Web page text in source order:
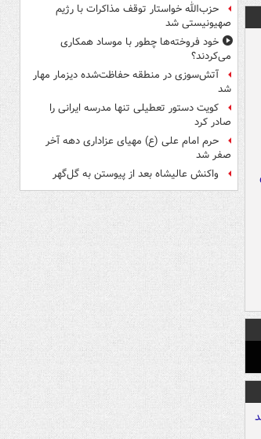
حزب‌الله خواستار توقف مذاکرات با رژیم
صهیونیستی شد
خود فروخته‌ها چطور با موساد همکاری
می‌کردند؟
آتش‌سوزی در منطقه حفاظت‌شده دیزمار مهار
شد
کویت دستور تعطیلی تنها مدرسه ایرانی را
صادر کرد
حرم امام علی (ع) مهیای عزاداری دهه آخر
صفر شد
واکنش عالیشاه بعد از پیوستن به گل‌گهر